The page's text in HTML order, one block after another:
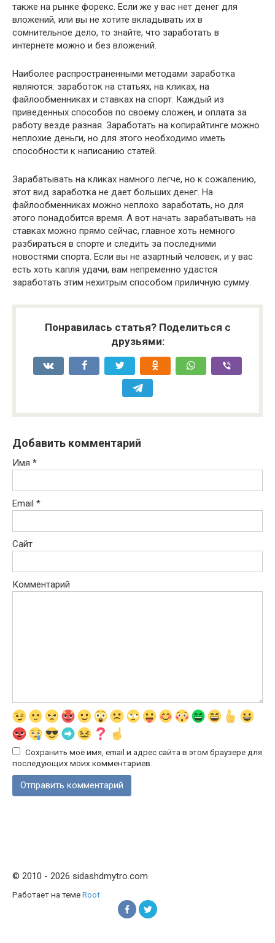
также на рынке форекс. Если же у вас нет денег для
вложений, или вы не хотите вкладывать их в
сомнительное дело, то знайте, что заработать в
интернете можно и без вложений.
Наиболее распространенными методами заработка
являются: заработок на статьях, на кликах, на
файлообменниках и ставках на спорт. Каждый из
приведенных способов по своему сложен, и оплата за
работу везде разная. Заработать на копирайтинге можно
неплохие деньги, но для этого необходимо иметь
способности к написанию статей.
Зарабатывать на кликах намного легче, но к сожалению,
этот вид заработка не дает больших денег. На
файлообменниках можно неплохо заработать, но для
этого понадобится время. А вот начать зарабатывать на
ставках можно прямо сейчас, главное хоть немного
разбираться в спорте и следить за последними
новостями спорта. Если вы не азартный человек, и у вас
есть хоть капля удачи, вам непременно удастся
заработать этим нехитрым способом приличную сумму.
Понравилась статья? Поделиться с
друзьями:
Добавить комментарий
Имя *
Email *
Сайт
Комментарий
Сохранить моё имя, email и адрес сайта в этом браузере для
последующих моих комментариев.
© 2010 - 2026 sidashdmytro.com
Работает на темеRoot